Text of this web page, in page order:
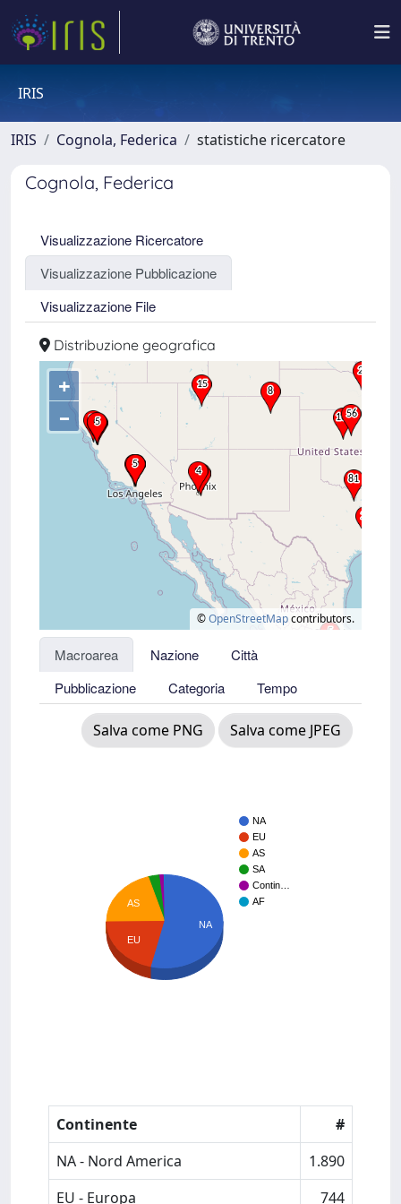
IRIS
IRIS Cognola, Federica statistiche ricercatore
Cognola, Federica
Visualizzazione Ricercatore
Visualizzazione Pubblicazione
Visualizzazione File
Distribuzione geografica
+
–
©OpenStreetMapcontributors.
Macroarea Nazione
Città
Pubblicazione
Categoria Tempo
Salva come PNG Salva come JPEG
NA
EU
AS
SA
Contin…
AF
AS
EU
NA
Continente
#
NA - Nord America
1.890
EU - Europa
744